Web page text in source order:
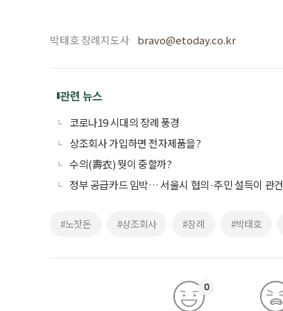
박태호 장례지도사 bravo@etoday.co.kr
관련 뉴스
코로나19 시대의 장례 풍경
상조회사 가입하면 전자제품을?
수의(壽衣) 뭣이 중할까?
정부 공급카드 임박… 서울시 협의·주민 설득이 관건
#노잣돈 #상조회사 #장례 #박태호
0